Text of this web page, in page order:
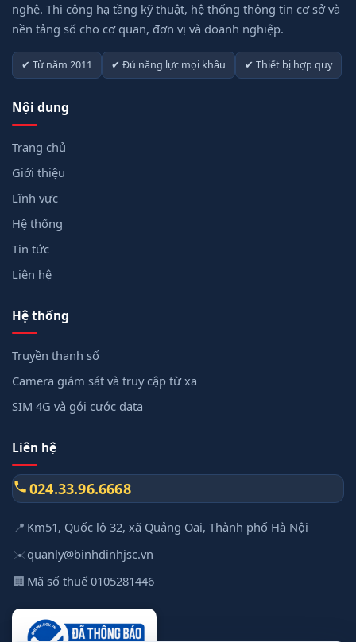
nghệ. Thi công hạ tầng kỹ thuật, hệ thống thông tin cơ sở và
nền tảng số cho cơ quan, đơn vị và doanh nghiệp.
✔ Từ năm 2011 ✔ Đủ năng lực mọi khâu ✔ Thiết bị hợp quy
Nội dung
Trang chủ
Giới thiệu
Lĩnh vực
Hệ thống
Tin tức
Liên hệ
Hệ thống
Truyền thanh số
Camera giám sát và truy cập từ xa
SIM 4G và gói cước data
Liên hệ
024.33.96.6668
📍 Km51, Quốc lộ 32, xã Quảng Oai, Thành phố Hà Nội
✉️quanly@binhdinhjsc.vn
🏢 Mã số thuế 0105281446